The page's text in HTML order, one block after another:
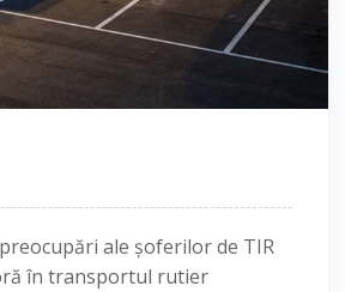
ale șoferilor de TIR
în transportul rutier